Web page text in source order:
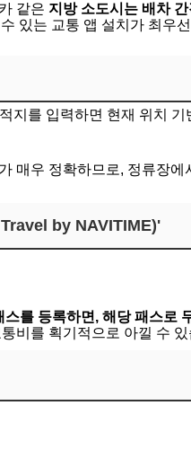
같은 지방 소도시는 배차 간
있는 교통 앱 설치가 최우
지를 입력하면 현재 위치 기
가 매우 정확하므로, 정류장에
by NAVITIME)'
스를 등록하면, 해당 패스로
비를 획기적으로 아낄 수 있